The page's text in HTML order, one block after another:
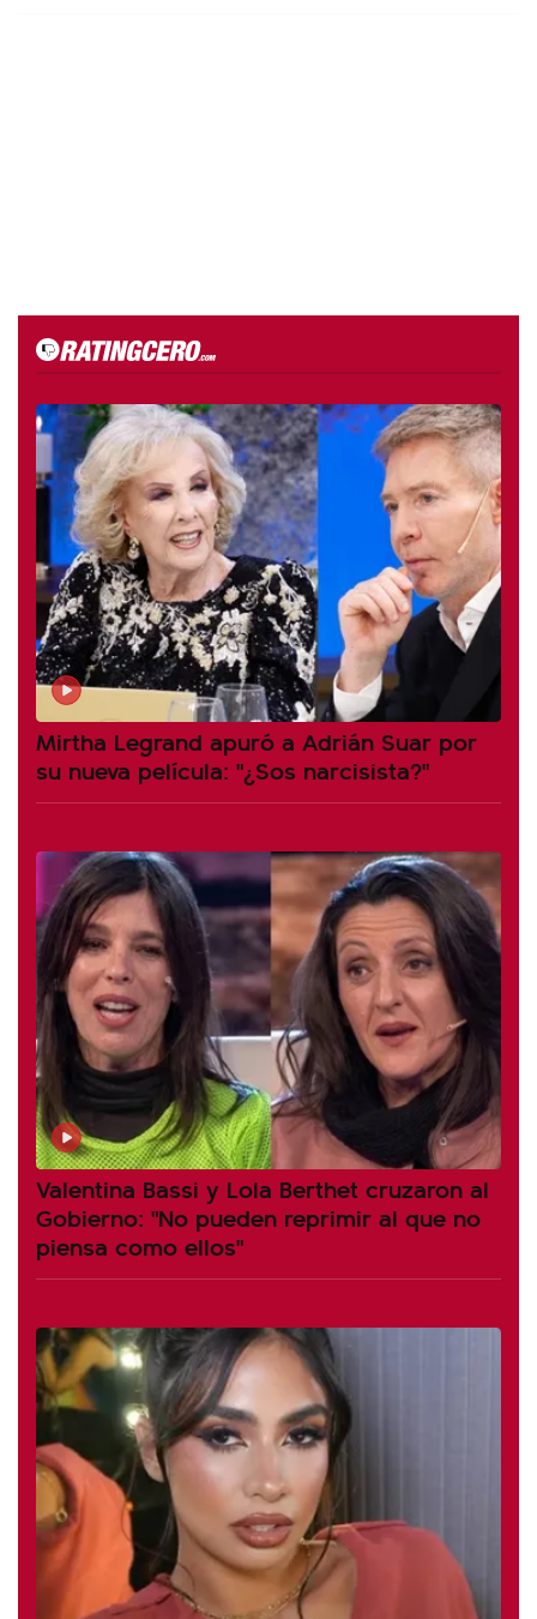
Mirtha Legrand apuró a Adrián Suar por
su nueva película: "¿Sos narcisista?"
Valentina Bassi y Lola Berthet cruzaron al
Gobierno: "No pueden reprimir al que no
piensa como ellos"